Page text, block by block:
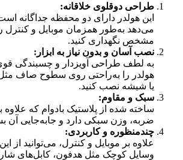
طراحی دوقلوی خلاقانه:
این هولدر دارای دو محفظه جداگانه
می‌دهد به‌طور همزمان موبایل و کنترل
مشخص نگهداری کنید.
نصب آسان و بدون نیاز به ابزار:
به لطف طراحی آویزدار و چسبندگی
هولدر را به‌راحتی روی سطوح صاف مثل
یا شیشه نصب کنید.
سبک و مقاوم:
ساخته شده از پلاستیک بادوام که علاوه
ضربه، وزن سبکی دارد و جابه‌جایی آن
چندمنظوره و کاربردی:
علاوه بر موبایل و کنترل، می‌توانید از
وسایل کوچک مثل هدفون، کابل‌های